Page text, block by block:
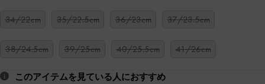
34/22cm 35/22.5cm 36/23cm 37/23.5cm
38/24.5cm 39/25cm 40/25.5cm 41/26cm
このアイテムを見ている人におすすめ